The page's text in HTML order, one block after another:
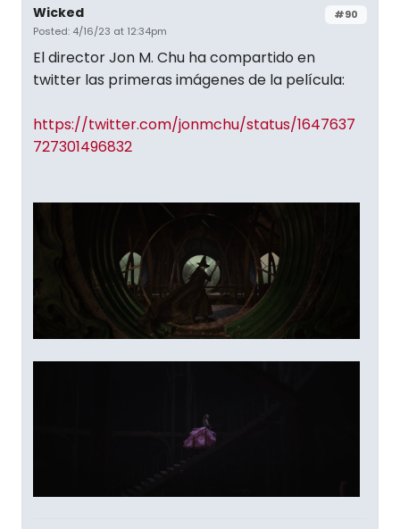
#90
Wicked
Posted: 4/16/23 at 12:34pm
El director Jon M. Chu ha compartido en
twitter las primeras imágenes de la película:
https://twitter.com/jonmchu/status/1647637
727301496832